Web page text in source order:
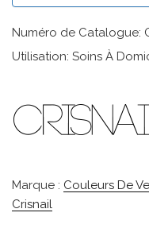
Numéro de Catalogue:
Utilisation: Soins À
Marque : Couleurs De
Crisnail